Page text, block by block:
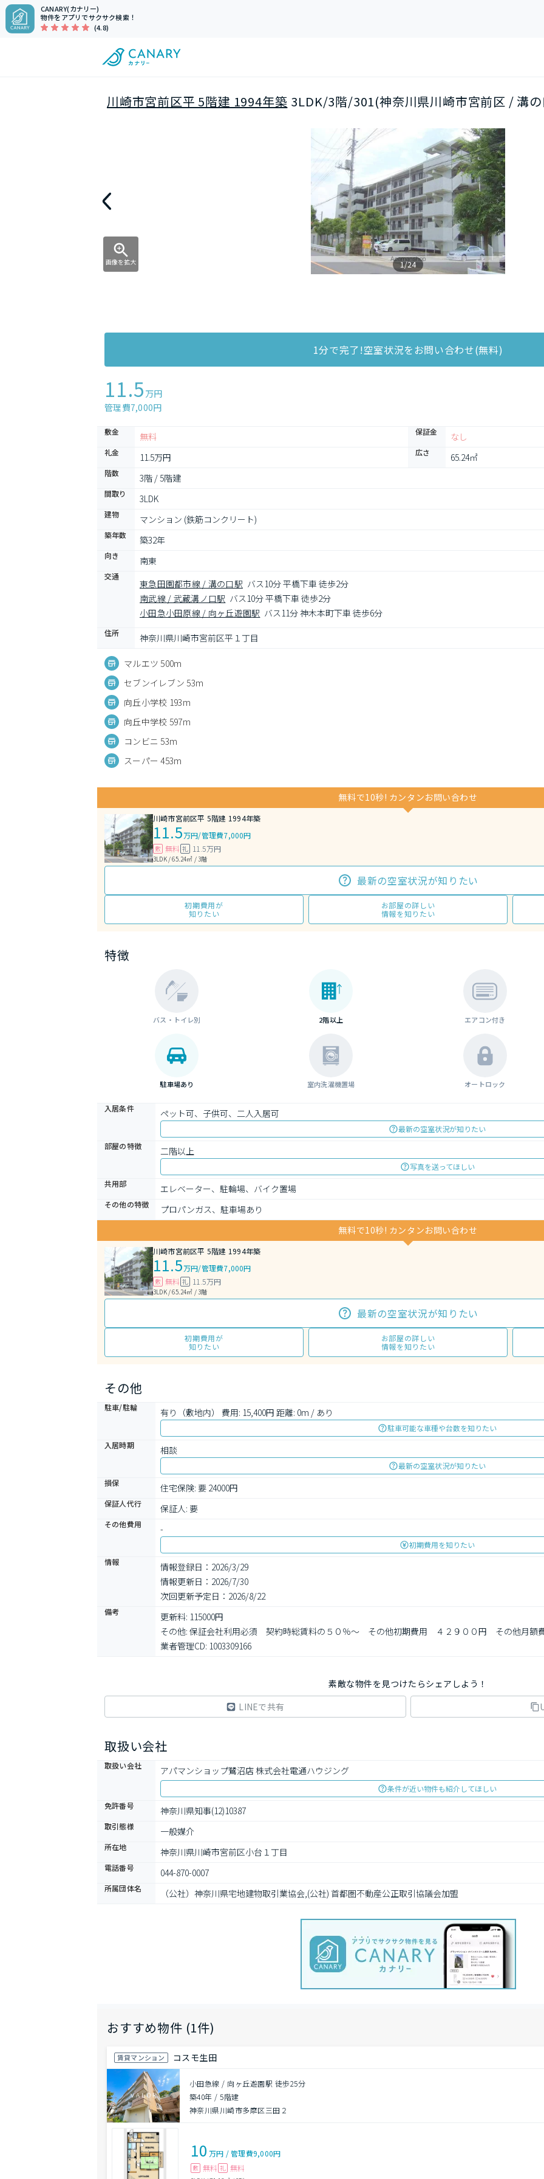
CANARY(カナリー)
物件をアプリでサクサク検索！
(4.8)
川崎市宮前区平 5階建 1994年築 3LDK/3階/301(神奈川県川崎市宮前区 / 溝
画像を拡大 1/24
1分で完了!空室状況をお問い合わせ(無料)
11.5 万円
管理費7,000円
敷金 無料 保証金 なし
礼金 11.5万円 広さ 65.24㎡
階数 3階 / 5階建
間取り 3LDK
建物 マンション (鉄筋コンクリート)
築年数 築32年
向き 南東
交通
東急田園都市線 / 溝の口駅 バス10分 平橋下車 徒歩2分
南武線 / 武蔵溝ノ口駅 バス10分 平橋下車 徒歩2分
小田急小田原線 / 向ヶ丘遊園駅 バス11分 神木本町下車 徒歩6分
住所 神奈川県川崎市宮前区平１丁目
マルエツ 500m
セブンイレブン 53m
向丘小学校 193m
向丘中学校 597m
コンビニ 53m
スーパー 453m
無料で10秒! カンタンお問い合わせ
川崎市宮前区平 5階建 1994年築
11.5万円/管理費7,000円
敷 無料 礼 11.5万円
3LDK / 65.24㎡ / 3階
最新の空室状況が知りたい
初期費用が
知りたい
お部屋の詳しい
情報を知りたい
特徴
バス・トイレ別 2階以上 エアコン付き
駐車場あり 室内洗濯機置場 オートロック
入居条件 ペット可、子供可、二人入居可
最新の空室状況が知りたい
部屋の特徴
二階以上
写真を送ってほしい
共用部
エレベーター、駐輪場、バイク置場
その他の特徴
プロパンガス、駐車場あり
無料で10秒! カンタンお問い合わせ
川崎市宮前区平 5階建 1994年築
11.5万円/管理費7,000円
敷 無料 礼 11.5万円
3LDK / 65.24㎡ / 3階
最新の空室状況が知りたい
初期費用が
知りたい
お部屋の詳しい
情報を知りたい
その他
駐車/駐輪 有り（敷地内） 費用: 15,400円 距離: 0m / あり
駐車可能な車種や台数を知りたい
入居時期
相談
最新の空室状況が知りたい
損保
住宅保険: 要 24000円
保証人代行 保証人: 要
その他費用 -
初期費用を知りたい
情報
情報登録日：2026/3/29
情報更新日：2026/7/30
次回更新予定日：2026/8/22
備考
更新料: 115000円
その他: 保証会社利用必須　契約時総賃料の５０％～　その他初期費用　４２９００円　その他月額
業者管理CD: 1003309166
素敵な物件を見つけたらシェアしよう！
LINEで共有
取扱い会社
取扱い会社 アパマンショップ鷺沼店 株式会社電通ハウジング
条件が近い物件も紹介してほしい
免許番号
神奈川県知事(12)10387
取引態様 一般媒介
所在地 神奈川県川崎市宮前区小台１丁目
電話番号 044-870-0007
所属団体名 （公社）神奈川県宅地建物取引業協会,(公社) 首都圏不動産公正取引協議会加盟
おすすめ物件 (1件)
賃貸マンション コスモ生田
小田急線 / 向ヶ丘遊園駅 徒歩25分
築40年 /5階建
神奈川県川崎市多摩区三田２
10 万円 /管理費9,000円
敷 無料 礼 無料